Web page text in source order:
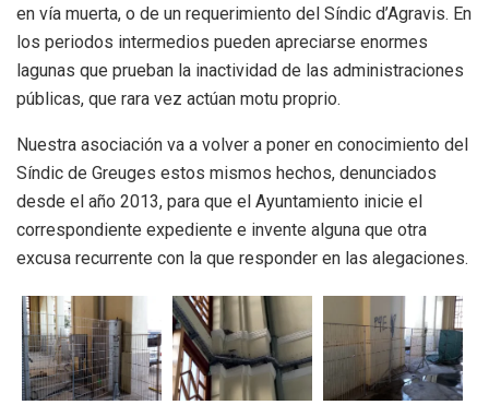
en vía muerta, o de un requerimiento del Síndic d’Agravis. En
los periodos intermedios pueden apreciarse enormes
lagunas que prueban la inactividad de las administraciones
públicas, que rara vez actúan motu proprio.
Nuestra asociación va a volver a poner en conocimiento del
Síndic de Greuges estos mismos hechos, denunciados
desde el año 2013, para que el Ayuntamiento inicie el
correspondiente expediente e invente alguna que otra
excusa recurrente con la que responder en las alegaciones.